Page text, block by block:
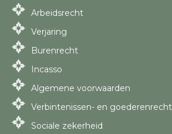
Arbeidsrecht
Verjaring
Burenrecht
Incasso
Algemene voorwaarden
Verbintenissen- en goederenrecht
Sociale zekerheid